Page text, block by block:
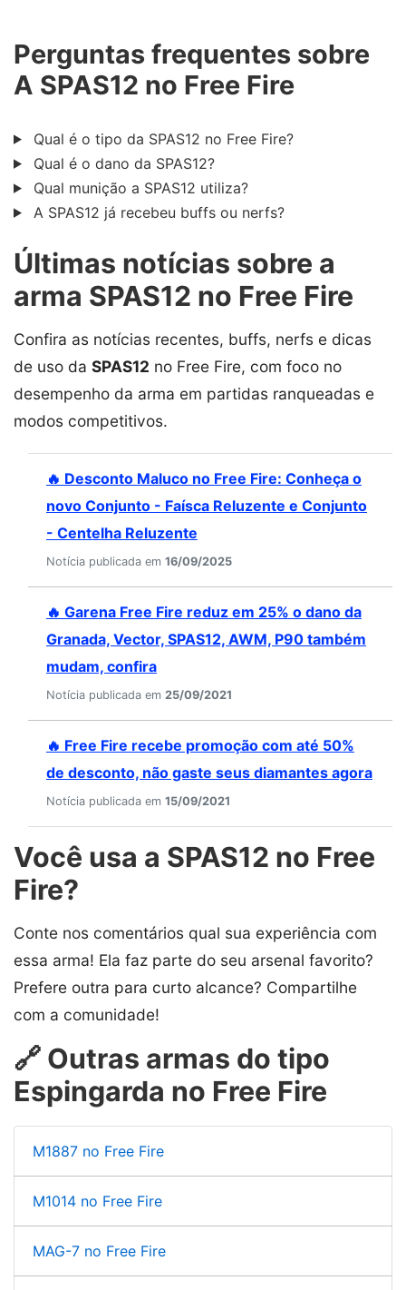
Perguntas frequentes sobre
A SPAS12 no Free Fire
Qual é o tipo da SPAS12 no Free Fire?
Qual é o dano da SPAS12?
Qual munição a SPAS12 utiliza?
A SPAS12 já recebeu buffs ou nerfs?
Últimas notícias sobre a
arma SPAS12 no Free Fire
Confira as notícias recentes, buffs, nerfs e dicas
de uso da SPAS12 no Free Fire, com foco no
desempenho da arma em partidas ranqueadas e
modos competitivos.
🔥 Desconto Maluco no Free Fire: Conheça o
novo Conjunto - Faísca Reluzente e Conjunto
- Centelha Reluzente
Notícia publicada em 16/09/2025
🔥 Garena Free Fire reduz em 25% o dano da
Granada, Vector, SPAS12, AWM, P90 também
mudam, confira
Notícia publicada em 25/09/2021
🔥 Free Fire recebe promoção com até 50%
de desconto, não gaste seus diamantes agora
Notícia publicada em 15/09/2021
Você usa a SPAS12 no Free
Fire?
Conte nos comentários qual sua experiência com
essa arma! Ela faz parte do seu arsenal favorito?
Prefere outra para curto alcance? Compartilhe
com a comunidade!
🔗 Outras armas do tipo
Espingarda no Free Fire
M1887 no Free Fire
M1014 no Free Fire
MAG-7 no Free Fire